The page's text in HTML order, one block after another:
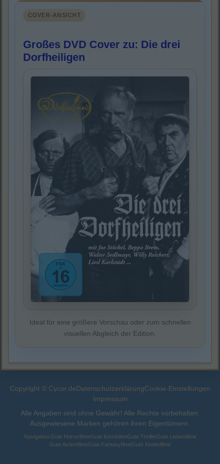
COVER-ANSICHT
Großes DVD Cover zu: Die drei
Dorfheiligen
Ideal für eine größere Vorschau oder zum schnellen
visuellen Abgleich der Edition.
Copyright © Cycor.deDatenschutzerklärungCookie-Einstellungen
Impressum
Alle Angaben sind ohne Gewähr! Alle Rechte vorbehalten.
Ausgewiesene Marken gehören ihren Eigentümern.
Navigation:Gute HorrorfilmeGute KomödienGute ThrillerGute Liebesfilme
Gute ActionfilmeGute FantasyfilmeGute Kinderfilme